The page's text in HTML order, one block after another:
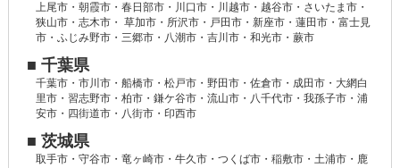
上尾市・朝霞市・春日部市・川口市・川越市・越谷市・さいたま市・
狭山市・志木市・ 草加市・所沢市・戸田市・新座市・蓮田市・富士見
市・ふじみ野市・三郷市・八潮市・吉川市・和光市・蕨市
■ 千葉県
千葉市・市川市・船橋市・松戸市・野田市・佐倉市・成田市・大網白
里市・習志野市・柏市・鎌ケ谷市・流山市・八千代市・我孫子市・浦
安市・四街道市・八街市・印西市
■ 茨城県
取手市・守谷市・竜ヶ崎市・牛久市・つくば市・稲敷市・土浦市・鹿